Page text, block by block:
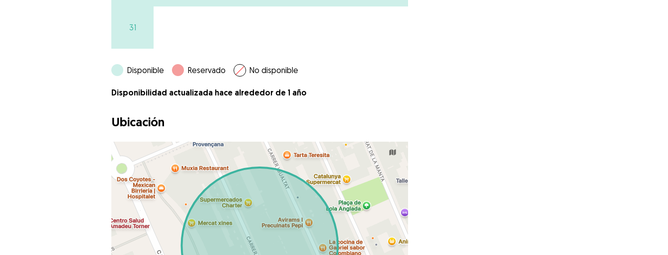
31
Disponible Reservado No disponible
Disponibilidad actualizada hace alrededor de 1 año
Ubicación